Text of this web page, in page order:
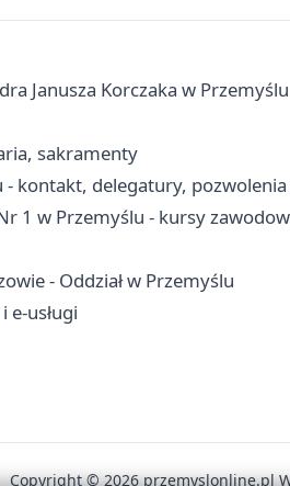
Janusza Korczaka w
sakramenty
kontakt, delegatury, pozwolenia
1 w Przemyślu - kursy
- Oddział w Przemyślu
e-usługi
Copyright © 2026 przemyslonline.pl